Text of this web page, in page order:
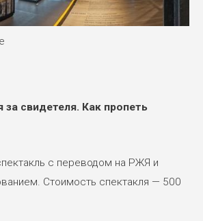
за свидетеля. Как пропеть
с переводом на РЖЯ и
Стоимость спектакля — 500